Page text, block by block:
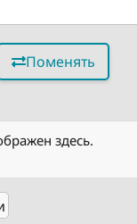
Поменять
здесь.